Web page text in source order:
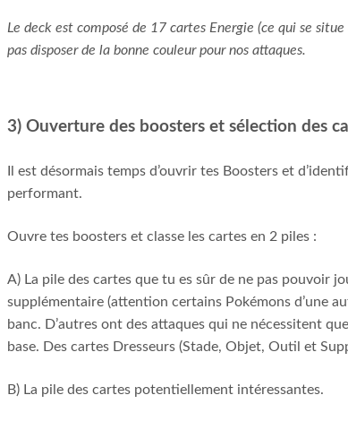
Le deck est composé de 17 cartes Energie (ce qui se
pas disposer de la bonne couleur pour nos attaques.
3) Ouverture des boosters et sélection des
Il est désormais temps d’ouvrir tes Boosters et
performant.
Ouvre tes boosters et classe les cartes en 2 piles :
A) La pile des cartes que tu es sûr de ne pas pouvoir
supplémentaire (attention certains Pokémons d’une
banc. D’autres ont des attaques qui ne nécessitent
base. Des cartes Dresseurs (Stade, Objet, Outil et
B) La pile des cartes potentiellement intéressantes.